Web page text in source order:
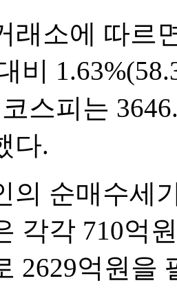
래소에 따르
비
스피는
다.
의 순매수세
각각 710억
2629억원을